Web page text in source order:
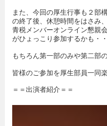
また、今回の厚生行事も２部
の終了後、休憩時間をはさみ、
青税メンバーオンライン懇親
がひょっこり参加するかも・・
もちろん第一部のみや第二部
皆様のご参加を厚生部員一同
＝＝出演者紹介＝＝